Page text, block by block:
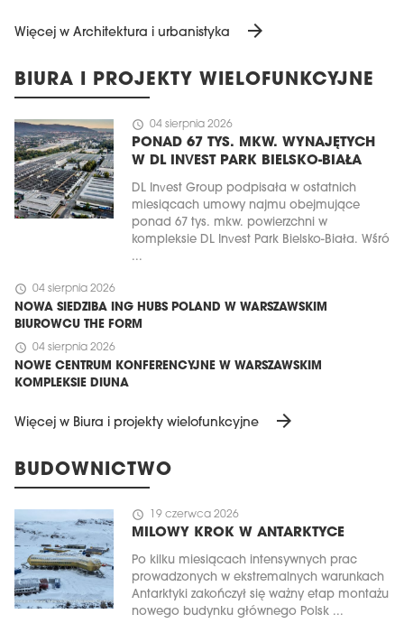
Więcej w Architektura i urbanistyka arrow_forward
BIURA I PROJEKTY WIELOFUNKCYJNE
schedule 04 sierpnia 2026
PONAD 67 TYS. MKW. WYNAJĘTYCH
W DL INVEST PARK BIELSKO-BIAŁA
DL Invest Group podpisała w ostatnich
miesiącach umowy najmu obejmujące
ponad 67 tys. mkw. powierzchni w
kompleksie DL Invest Park Bielsko-Biała. Wśró
...
schedule 04 sierpnia 2026
NOWA SIEDZIBA ING HUBS POLAND W WARSZAWSKIM
BIUROWCU THE FORM
schedule 04 sierpnia 2026
NOWE CENTRUM KONFERENCYJNE W WARSZAWSKIM
KOMPLEKSIE DIUNA
Więcej w Biura i projekty wielofunkcyjne arrow_forward
BUDOWNICTWO
schedule 19 czerwca 2026
MILOWY KROK W ANTARKTYCE
Po kilku miesiącach intensywnych prac
prowadzonych w ekstremalnych warunkach
Antarktyki zakończył się ważny etap montażu
nowego budynku głównego Polsk ...